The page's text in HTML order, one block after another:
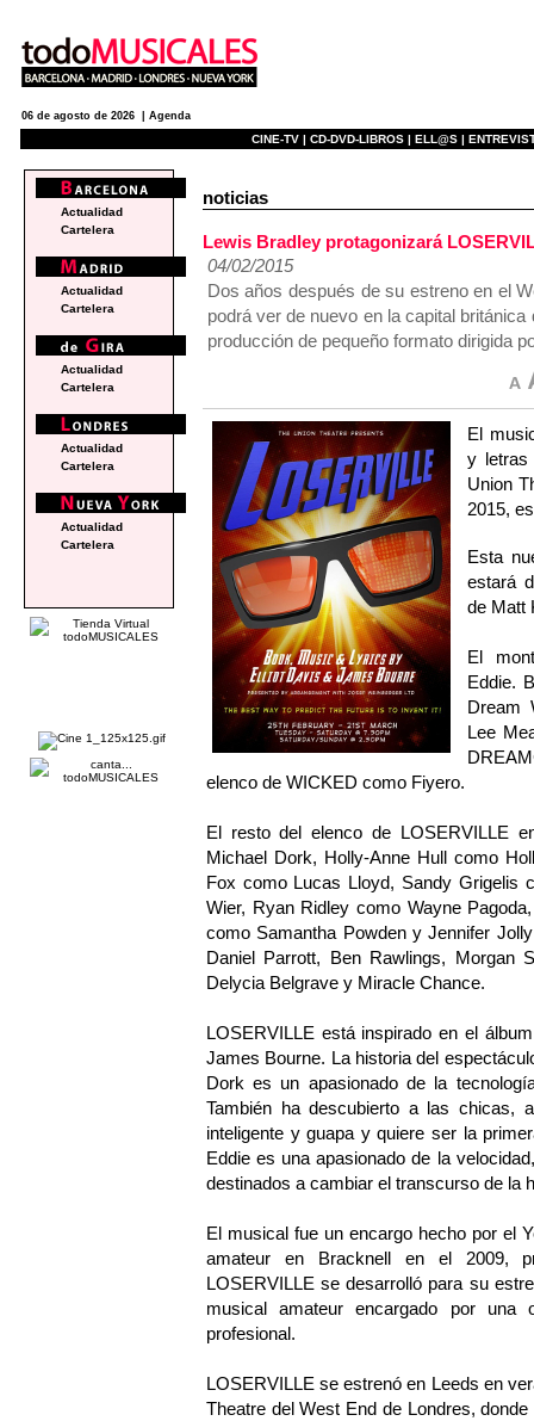
06 de agosto de 2026 | Agenda
CINE-TV | CD-DVD-LIBROS | ELL@S |
noticias
Lewis Bradley protagonizará
04/02/2015
Dos años después de su estreno en el
podrá ver de nuevo en la capital
producción de pequeño formato dirigida
El
y letras
Union
2015,
Esta
estará
de Matt
El
Eddie.
Dream
Lee
elenco de WICKED como Fiyero.
El resto del elenco de LOSERVILLE
Michael Dork, Holly-Anne Hull como
Fox como Lucas Lloyd, Sandy Grigelis
Wier, Ryan Ridley como Wayne
como Samantha Powden y Jennifer
Daniel Parrott, Ben Rawlings, Morgan
Delycia Belgrave y Miracle Chance.
LOSERVILLE está inspirado en el
James Bourne. La historia del
Dork es un apasionado de la
También ha descubierto a las chicas,
inteligente y guapa y quiere ser la
Eddie es una apasionado de la
destinados a cambiar el transcurso de la
El musical fue un encargo hecho por el
amateur en Bracknell en el 2009,
LOSERVILLE se desarrolló para su
musical amateur encargado por una
profesional.
LOSERVILLE se estrenó en Leeds en
Theatre del West End de Londres,
Actualidad
Cartelera
Actualidad
Cartelera
Actualidad
Cartelera
Actualidad
Cartelera
Actualidad
Cartelera